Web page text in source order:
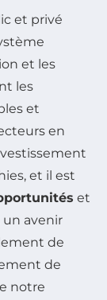
et privé
et les
les
et
en
et il est
et
avenir
de
de
notre